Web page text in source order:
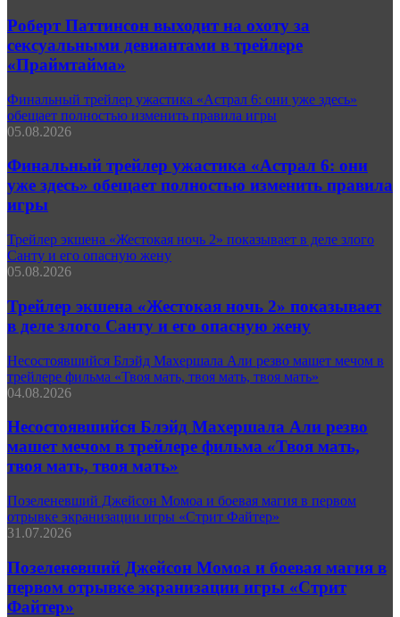
Роберт Паттинсон выходит на охоту за
сексуальными девиантами в трейлере
«Праймтайма»
Финальный трейлер ужастика «Астрал 6: они уже здесь»
обещает полностью изменить правила игры
05.08.2026
Финальный трейлер ужастика «Астрал 6: они
уже здесь» обещает полностью изменить правила
игры
Трейлер экшена «Жестокая ночь 2» показывает в деле злого
Санту и его опасную жену
05.08.2026
Трейлер экшена «Жестокая ночь 2» показывает
в деле злого Санту и его опасную жену
Несостоявшийся Блэйд Махершала Али резво машет мечом в
трейлере фильма «Твоя мать, твоя мать, твоя мать»
04.08.2026
Несостоявшийся Блэйд Махершала Али резво
машет мечом в трейлере фильма «Твоя мать,
твоя мать, твоя мать»
Позеленевший Джейсон Момоа и боевая магия в первом
отрывке экранизации игры «Стрит Файтер»
31.07.2026
Позеленевший Джейсон Момоа и боевая магия в
первом отрывке экранизации игры «Стрит
Файтер»